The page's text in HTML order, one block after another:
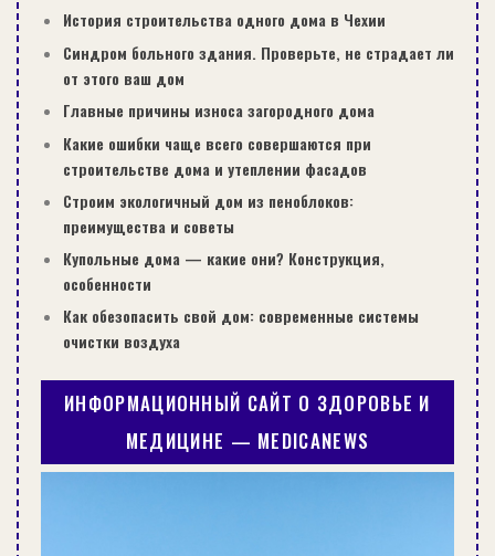
История строительства одного дома в Чехии
Синдром больного здания. Проверьте, не страдает ли
от этого ваш дом
Главные причины износа загородного дома
Какие ошибки чаще всего совершаются при
строительстве дома и утеплении фасадов
Строим экологичный дом из пеноблоков:
преимущества и советы
Купольные дома — какие они? Конструкция,
особенности
Как обезопасить свой дом: современные системы
очистки воздуха
ИНФОРМАЦИОННЫЙ САЙТ О ЗДОРОВЬЕ И
МЕДИЦИНЕ — MEDICANEWS